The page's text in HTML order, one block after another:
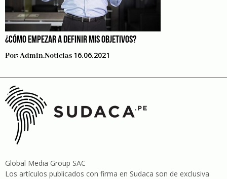
¿CÓMO EMPEZAR A DEFINIR MIS OBJETIVOS?
Por:Admin.noticias 16.06.2021
Global Media Group SAC
Los artículos publicados con firma en Sudaca son de exclusiva